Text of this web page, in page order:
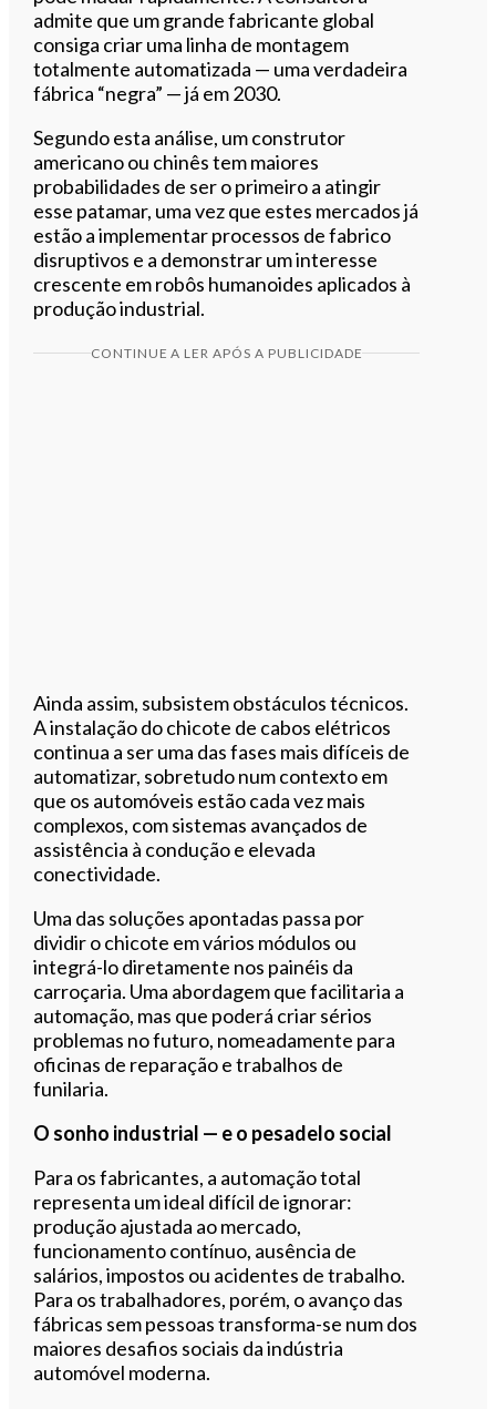
admite que um grande fabricante global
consiga criar uma linha de montagem
totalmente automatizada — uma verdadeira
fábrica “negra” — já em 2030.
Segundo esta análise, um construtor
americano ou chinês tem maiores
probabilidades de ser o primeiro a atingir
esse patamar, uma vez que estes mercados já
estão a implementar processos de fabrico
disruptivos e a demonstrar um interesse
crescente em robôs humanoides aplicados à
produção industrial.
CONTINUE A LER APÓS A PUBLICIDADE
Ainda assim, subsistem obstáculos técnicos.
A instalação do chicote de cabos elétricos
continua a ser uma das fases mais difíceis de
automatizar, sobretudo num contexto em
que os automóveis estão cada vez mais
complexos, com sistemas avançados de
assistência à condução e elevada
conectividade.
Uma das soluções apontadas passa por
dividir o chicote em vários módulos ou
integrá-lo diretamente nos painéis da
carroçaria. Uma abordagem que facilitaria a
automação, mas que poderá criar sérios
problemas no futuro, nomeadamente para
oficinas de reparação e trabalhos de
funilaria.
O sonho industrial — e o pesadelo social
Para os fabricantes, a automação total
representa um ideal difícil de ignorar:
produção ajustada ao mercado,
funcionamento contínuo, ausência de
salários, impostos ou acidentes de trabalho.
Para os trabalhadores, porém, o avanço das
fábricas sem pessoas transforma-se num dos
maiores desafios sociais da indústria
automóvel moderna.